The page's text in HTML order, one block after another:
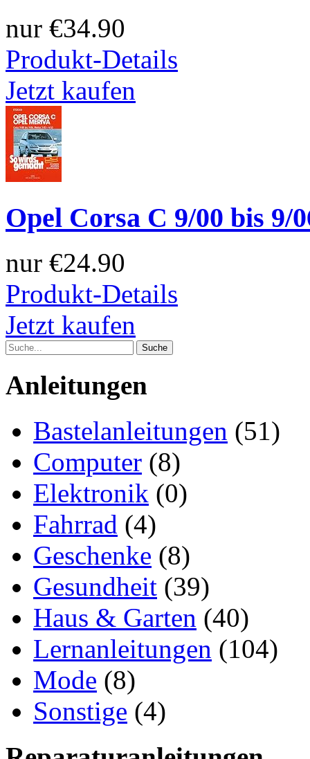
nur €34.90
Produkt-Details
Jetzt kaufen
Opel Corsa C 9/00 bis 9/
nur €24.90
Produkt-Details
Jetzt kaufen
Anleitungen
Bastelanleitungen (51)
Computer (8)
Elektronik (0)
Fahrrad (4)
Geschenke (8)
Gesundheit (39)
Haus & Garten (40)
Lernanleitungen (104)
Mode (8)
Sonstige (4)